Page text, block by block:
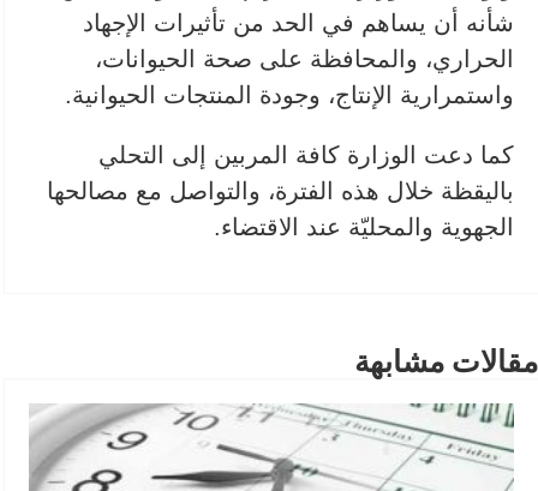
شأنه أن يساهم في الحد من تأثيرات الإجهاد
الحراري، والمحافظة على صحة الحيوانات،
واستمرارية الإنتاج، وجودة المنتجات الحيوانية.
كما دعت الوزارة كافة المربين إلى التحلي
باليقظة خلال هذه الفترة، والتواصل مع مصالحها
الجهوية والمحليّة عند الاقتضاء.
مقالات مشابهة